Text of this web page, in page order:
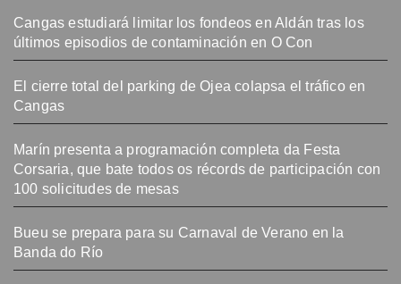
Cangas estudiará limitar los fondeos en Aldán tras los
últimos episodios de contaminación en O Con
El cierre total del parking de Ojea colapsa el tráfico en
Cangas
Marín presenta a programación completa da Festa
Corsaria, que bate todos os récords de participación con
100 solicitudes de mesas
Bueu se prepara para su Carnaval de Verano en la
Banda do Río